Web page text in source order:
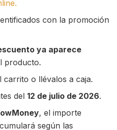
con la promoción
ya aparece
producto.
carrito o llévalos a caja.
del12 de julio de 2026.
, el importe
según las